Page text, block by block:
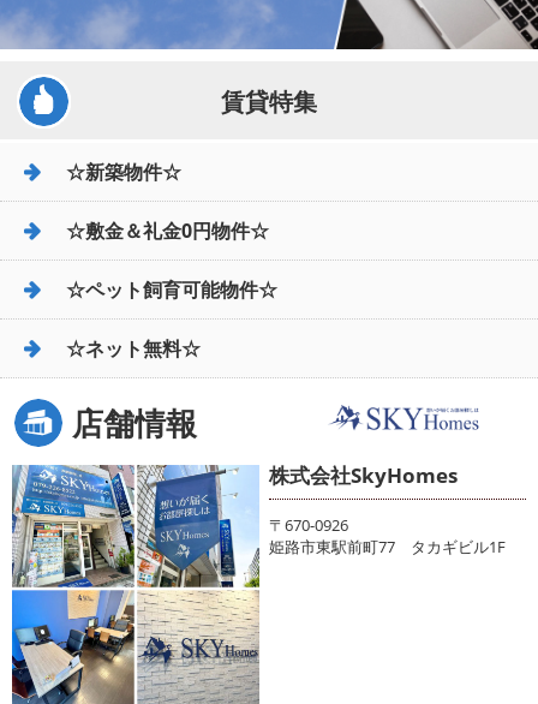
賃貸特集
☆新築物件☆
☆敷金＆礼金0円物件☆
☆ペット飼育可能物件☆
☆ネット無料☆
店舗情報
株式会社SkyHomes
〒670-0926
姫路市東駅前町77 タカギビル1F